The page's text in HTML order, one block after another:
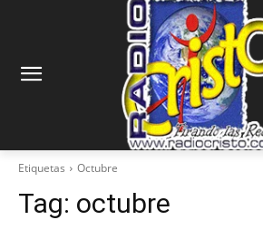
Etiquetas Octubre
Tag: octubre